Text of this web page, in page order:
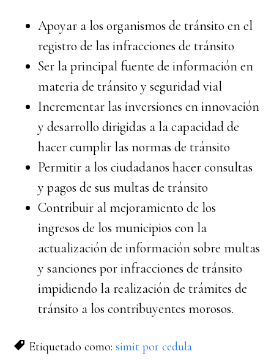
Apoyar a los organismos de tránsito en el
registro de las infracciones de tránsito
Ser la principal fuente de información en
materia de tránsito y seguridad vial
Incrementar las inversiones en innovación
y desarrollo dirigidas a la capacidad de
hacer cumplir las normas de tránsito
Permitir a los ciudadanos hacer consultas
y pagos de sus multas de tránsito
Contribuir al mejoramiento de los
ingresos de los municipios con la
actualización de información sobre multas
y sanciones por infracciones de tránsito
impidiendo la realización de trámites de
tránsito a los contribuyentes morosos.
Etiquetado como:simit por cedula